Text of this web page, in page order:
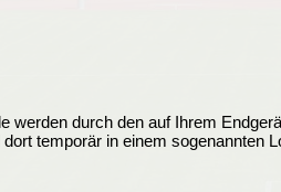
werden durch den auf Ihrem
temporär in einem sogenannten